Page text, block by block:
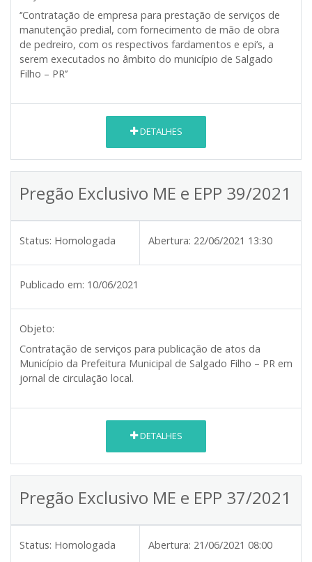
‘’Contratação de empresa para prestação de serviços de
manutenção predial, com fornecimento de mão de obra
de pedreiro, com os respectivos fardamentos e epi’s, a
serem executados no âmbito do município de Salgado
Filho – PR’’
DETALHES
Pregão Exclusivo ME e EPP 39/2021
Status: Homologada Abertura: 22/06/2021 13:30
Publicado em: 10/06/2021
Objeto:
Contratação de serviços para publicação de atos da
Município da Prefeitura Municipal de Salgado Filho – PR em
jornal de circulação local.
DETALHES
Pregão Exclusivo ME e EPP 37/2021
Status: Homologada Abertura: 21/06/2021 08:00